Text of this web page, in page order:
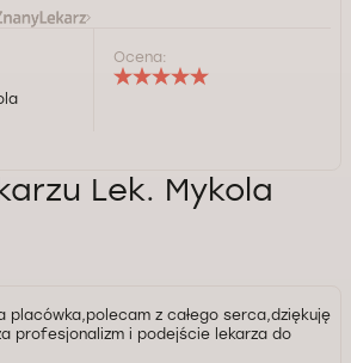
Ocena:
Lek. Mykola
placówka,polecam z całego serca,dziękuję
profesjonalizm i podejście lekarza do